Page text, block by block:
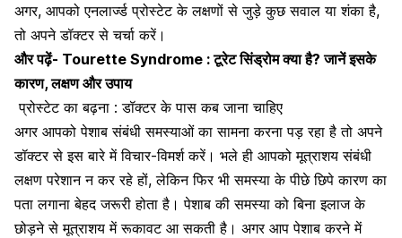
अगर, आपको एनलार्ज्ड प्रोस्टेट के लक्षणों से जुड़े कुछ सवाल या शंका है,
तो अपने डॉक्टर से चर्चा करें।
और पढ़ें- Tourette Syndrome : टूरेट सिंड्रोम क्या है? जानें इसके
कारण, लक्षण और उपाय
प्रोस्टेट का बढ़ना : डॉक्टर के पास कब जाना चाहिए
अगर आपको पेशाब संबंधी समस्याओं का सामना करना पड़ रहा है तो अपने
डॉक्टर से इस बारे में विचार-विमर्श करें। भले ही आपको मूत्राशय संबंधी
लक्षण परेशान न कर रहे हों, लेकिन फिर भी समस्या के पीछे छिपे कारण का
पता लगाना बेहद जरूरी होता है। पेशाब की समस्या को बिना इलाज के
छोड़ने से मूत्राशय में रूकावट आ सकती है। अगर आप पेशाब करने में